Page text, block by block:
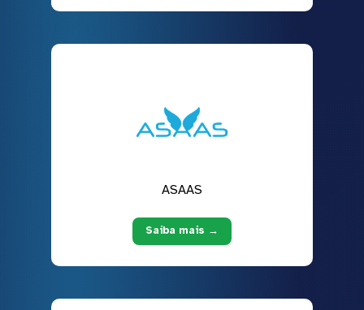
ASAAS
Saiba mais →